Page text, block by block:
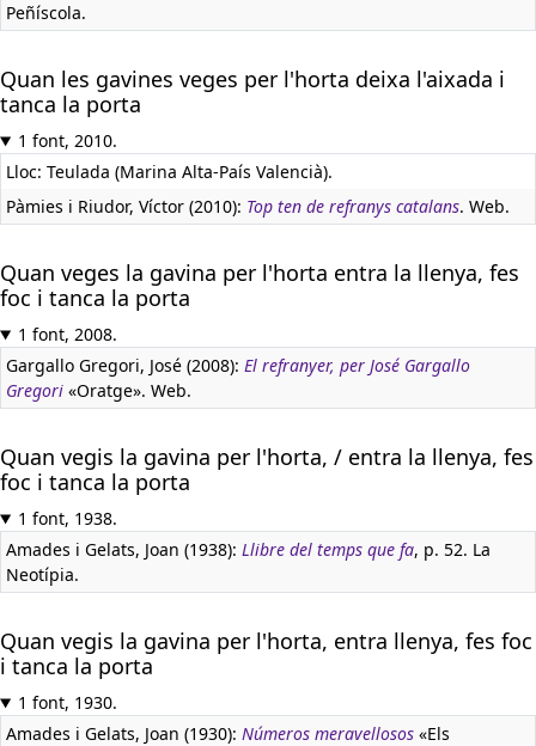
Peñíscola.
Quan les gavines veges per l'horta deixa l'aixada i
tanca la porta
1 font, 2010.
Lloc: Teulada (Marina Alta-País Valencià).
Pàmies i Riudor, Víctor (2010): Top ten de refranys catalans. Web.
Quan veges la gavina per l'horta entra la llenya, fes
foc i tanca la porta
1 font, 2008.
Gargallo Gregori, José (2008): El refranyer, per José Gargallo
Gregori «Oratge». Web.
Quan vegis la gavina per l'horta, / entra la llenya, fes
foc i tanca la porta
1 font, 1938.
Amades i Gelats, Joan (1938): Llibre del temps que fa, p. 52. La
Neotípia.
Quan vegis la gavina per l'horta, entra llenya, fes foc
i tanca la porta
1 font, 1930.
Amades i Gelats, Joan (1930): Números meravellosos «Els